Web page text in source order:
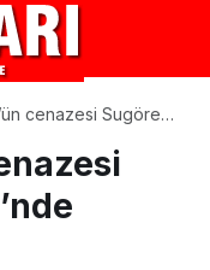
cenazesi Sugören